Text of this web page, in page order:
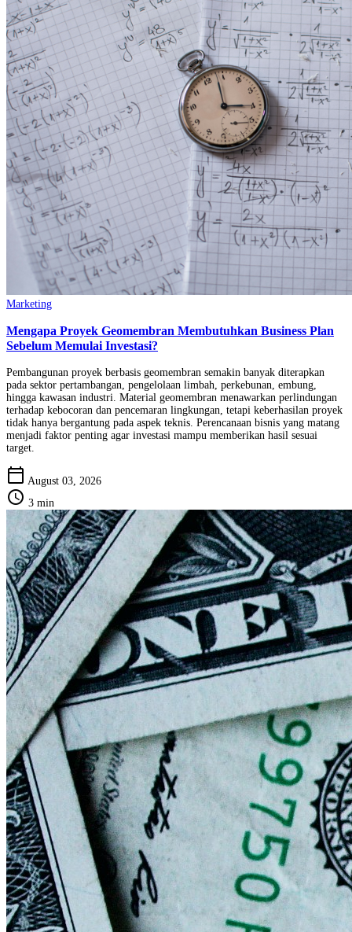
Marketing
Mengapa Proyek Geomembran Membutuhkan Business Plan
Sebelum Memulai Investasi?
Pembangunan proyek berbasis geomembran semakin banyak diterapkan
pada sektor pertambangan, pengelolaan limbah, perkebunan, embung,
hingga kawasan industri. Material geomembran menawarkan perlindungan
terhadap kebocoran dan pencemaran lingkungan, tetapi keberhasilan proyek
tidak hanya bergantung pada aspek teknis. Perencanaan bisnis yang matang
menjadi faktor penting agar investasi mampu memberikan hasil sesuai
target.
calendar_today August 03, 2026
schedule 3 min